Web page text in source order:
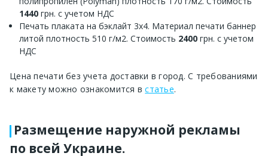
1440 грн. с учетом НДС
Печать плаката на бэклайт 3х4. Материал печати баннер
литой плотность 510 г/м2. Стоимость 2400 грн. с учетом
НДС
Цена печати без учета доставки в город. С требованиями
к макету можно ознакомится встатье.
Размещение наружной рекламы
по всей Украине.